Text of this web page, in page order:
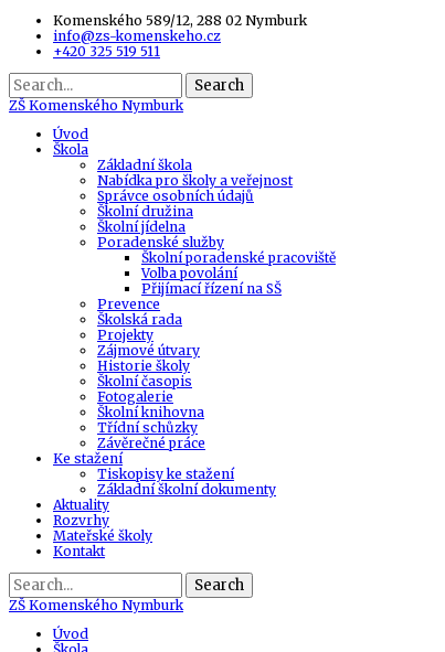
Komenského 589/12, 288 02 Nymburk
info@zs-komenskeho.cz
+420 325 519 511
Search
ZŠ Komenského Nymburk
Úvod
Škola
Základní škola
Nabídka pro školy a veřejnost
Správce osobních údajů
Školní družina
Školní jídelna
Poradenské služby
Školní poradenské pracoviště
Volba povolání
Přijímací řízení na SŠ
Prevence
Školská rada
Projekty
Zájmové útvary
Historie školy
Školní časopis
Fotogalerie
Školní knihovna
Třídní schůzky
Závěrečné práce
Ke stažení
Tiskopisy ke stažení
Základní školní dokumenty
Aktuality
Rozvrhy
Mateřské školy
Kontakt
Search
ZŠ Komenského Nymburk
Úvod